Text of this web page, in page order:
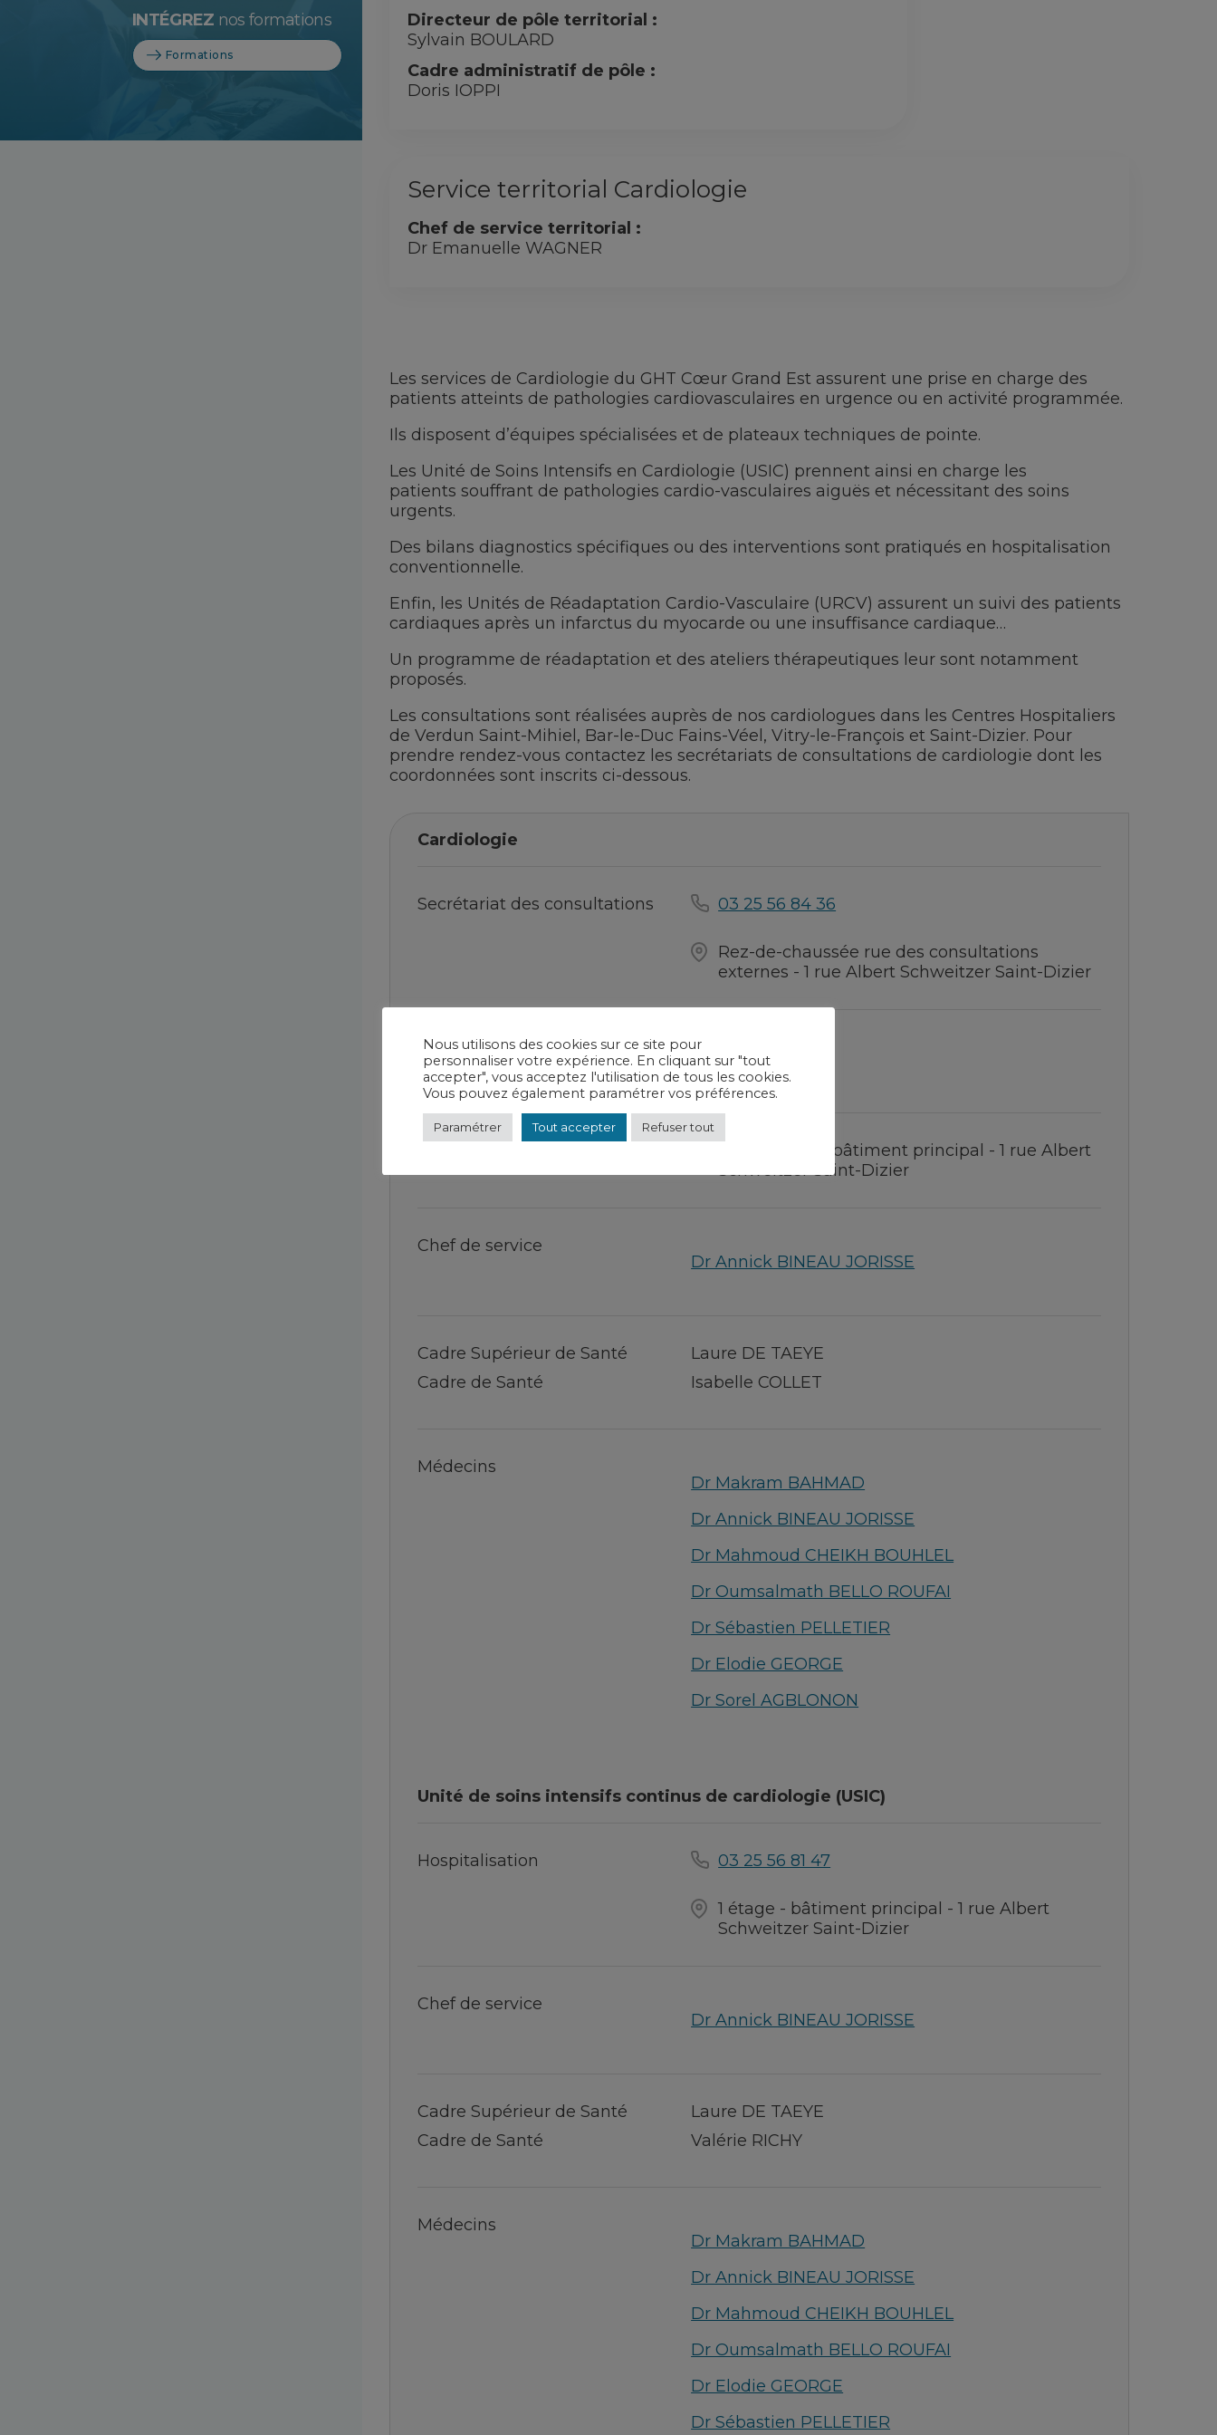
INTÉGREZ nos formations
Formations
Directeur de pôle territorial :
Sylvain BOULARD
Cadre administratif de pôle :
Doris IOPPI
Service territorial Cardiologie
Chef de service territorial :
Dr Emanuelle WAGNER
Les services de Cardiologie du GHT Cœur Grand Est assurent une prise en charge des
patients atteints de pathologies cardiovasculaires en urgence ou en activité programmée.
Ils disposent d’équipes spécialisées et de plateaux techniques de pointe.
Les Unité de Soins Intensifs en Cardiologie (USIC) prennent ainsi en charge les
patients souffrant de pathologies cardio-vasculaires aiguës et nécessitant des soins
urgents.
Des bilans diagnostics spécifiques ou des interventions sont pratiqués en hospitalisation
conventionnelle.
Enfin, les Unités de Réadaptation Cardio-Vasculaire (URCV) assurent un suivi des patients
cardiaques après un infarctus du myocarde ou une insuffisance cardiaque…
Un programme de réadaptation et des ateliers thérapeutiques leur sont notamment
proposés.
Les consultations sont réalisées auprès de nos cardiologues dans les Centres Hospitaliers
de Verdun Saint-Mihiel, Bar-le-Duc Fains-Véel, Vitry-le-François et Saint-Dizier. Pour
prendre rendez-vous contactez les secrétariats de consultations de cardiologie dont les
coordonnées sont inscrits ci-dessous.
Cardiologie
Secrétariat des consultations 03 25 56 84 36
Rez-de-chaussée rue des consultations
externes - 1 rue Albert Schweitzer Saint-Dizier
Hospitalisation
2ème étage - bâtiment principal - 1 rue Albert
Schweitzer Saint-Dizier
Chef de service
Dr Annick BINEAU JORISSE
Cadre Supérieur de Santé
Laure DE TAEYE
Cadre de Santé
Isabelle COLLET
Médecins
Dr Makram BAHMAD
Dr Annick BINEAU JORISSE
Dr Mahmoud CHEIKH BOUHLEL
Dr Oumsalmath BELLO ROUFAI
Dr Sébastien PELLETIER
Dr Elodie GEORGE
Dr Sorel AGBLONON
Unité de soins intensifs continus de cardiologie (USIC)
Hospitalisation 03 25 56 81 47
1 étage - bâtiment principal - 1 rue Albert
Schweitzer Saint-Dizier
Chef de service
Dr Annick BINEAU JORISSE
Cadre Supérieur de Santé
Laure DE TAEYE
Cadre de Santé
Valérie RICHY
Médecins
Dr Makram BAHMAD
Dr Annick BINEAU JORISSE
Dr Mahmoud CHEIKH BOUHLEL
Dr Oumsalmath BELLO ROUFAI
Dr Elodie GEORGE
Dr Sébastien PELLETIER
Nous utilisons des cookies sur ce site pour
personnaliser votre expérience. En cliquant sur "tout
accepter", vous acceptez l'utilisation de tous les cookies.
Vous pouvez également paramétrer vos préférences.
Paramétrer Tout accepter Refuser tout